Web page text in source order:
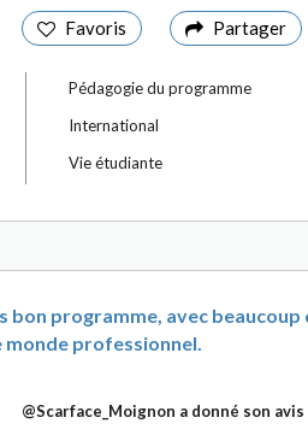
Favoris Partager
Pédagogie du programme
International
Vie étudiante
bon programme, avec
monde professionnel.
@Scarface_Moignon a donné son avis